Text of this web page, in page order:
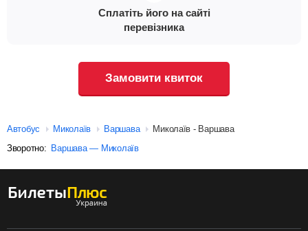
Сплатіть його на сайті
перевізника
Замовити квиток
Автобус Миколаїв Варшава
Миколаїв - Варшава
Зворотно: Варшава — Миколаїв